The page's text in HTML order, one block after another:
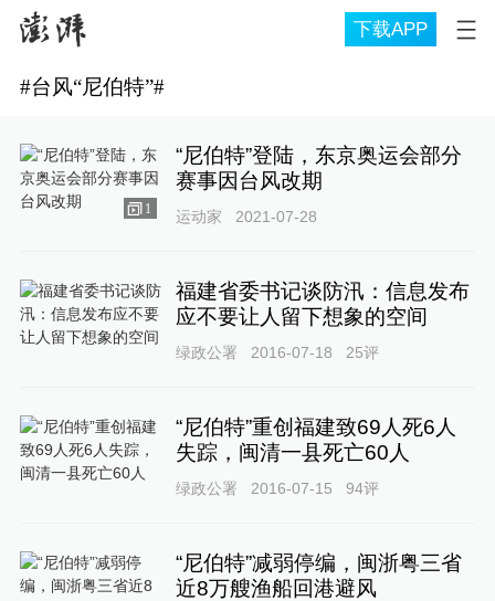
下载APP
#台风“尼伯特”#
1
“尼伯特”登陆，东京奥运会部分
赛事因台风改期
运动家 2021-07-28
福建省委书记谈防汛：信息发布
应不要让人留下想象的空间
绿政公署 2016-07-18 25评
“尼伯特”重创福建致69人死6人
失踪，闽清一县死亡60人
绿政公署 2016-07-15 94评
“尼伯特”减弱停编，闽浙粤三省
近8万艘渔船回港避风